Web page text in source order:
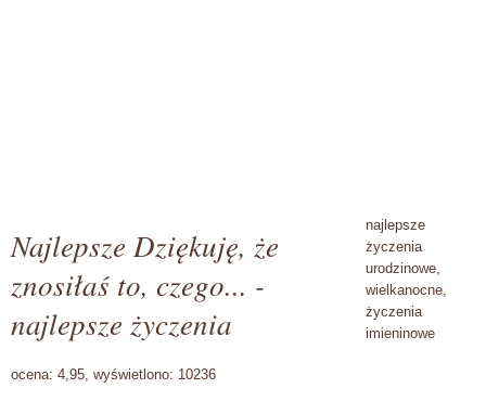
Najlepsze Dziękuję, że
znosiłaś to, czego... -
najlepsze życzenia
ocena: 4,95, wyświetlono: 10236
najlepsze
życzenia
urodzinowe,
wielkanocne,
życzenia
imieninowe